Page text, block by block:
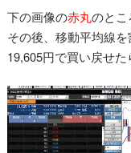
下の画像の赤丸のとこ
その後、移動平均線
19,605円で買い戻せた